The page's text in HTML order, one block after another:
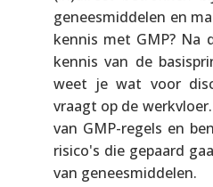
geneesmiddelen en
kennis met GMP? Na
kennis van de
weet je wat voor
vraagt op de
van GMP-regels en
risico's die gepaard
van geneesmiddelen.